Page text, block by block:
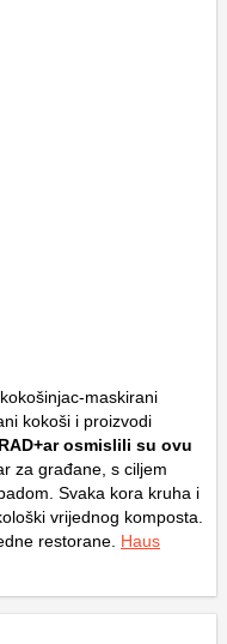
maskirani
kokoši i proizvodi
osmislili su ovu
za građane, s ciljem
Svaka kora kruha i
vrijednog komposta.
restorane. Haus